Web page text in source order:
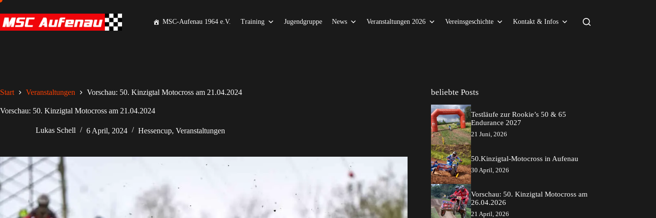
MSC-Aufenau 1964 e.V. Training Jugendgruppe News Veranstaltungen 2026 Vereinsgeschichte Kontakt & Infos
Start Veranstaltungen Vorschau: 50. Kinzigtal Motocross am 21.04.2024
Vorschau: 50. Kinzigtal Motocross am 21.04.2024
Lukas Schell 6 April, 2024 Hessencup, Veranstaltungen
beliebte Posts
Testläufe zur Rookie’s 50 & 65
Endurance 2027
21 Juni, 2026
50.Kinzigtal-Motocross in Aufenau
30 April, 2026
Vorschau: 50. Kinzigtal Motocross am
26.04.2026
21 April, 2026